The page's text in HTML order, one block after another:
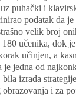
puhački i
podatak da
velik broj
učenika, dok
učinjen, a
je jedna od
izrada
i za